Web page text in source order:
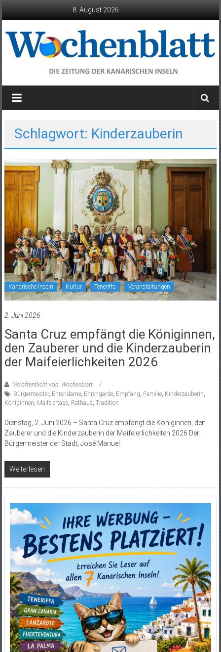
8. August 2026
Wochenblatt
die
Kanarischen
Inseln
Schlagwort: Kinderzauberin
Kanarische Inseln Kultur Teneriffa Veranstaltungen
2. Juni 2026
Santa Cruz empfängt die Königinnen,
den Zauberer und die Kinderzauberin
der Maifeierlichkeiten 2026
Veröffentlicht von: Wochenblatt
Bürgermeister, Ehrendame, Ehrengarde, Empfang, Familie, Kinderzauberin,
Königinnen, Maifeiertage, Rathaus, Tradition
Dienstag, 2. Juni 2026 – Santa Cruz empfängt die Königinnen, den
Zauberer und die Kinderzauberin der Maifeierlichkeiten 2026 Der
Bürgermeister der Stadt, José Manuel
Weiterlesen